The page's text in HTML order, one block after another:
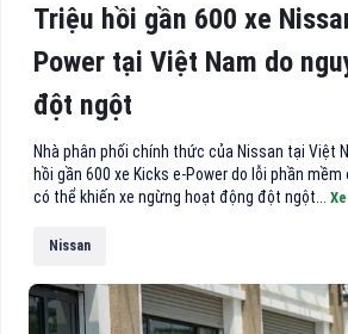
Triệu hồi gần 600 xe
Power tại Việt Nam do
đột ngột
Nhà phân phối chính thức của Nissan tại Việt
hồi gần 600 xe Kicks e-Power do lỗi phần
có thể khiến xe ngừng hoạt động đột ngột...
Nissan